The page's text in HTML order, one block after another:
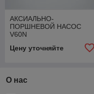
АКСИАЛЬНО-
ПОРШНЕВОЙ НАСОС
V60N
Цену уточняйте
О нас